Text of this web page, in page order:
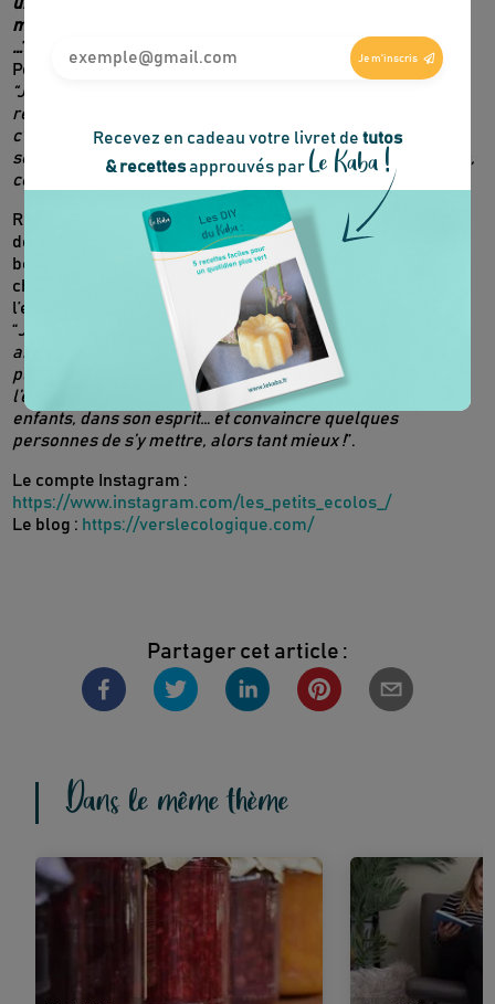
Je m'inscris
Recevez en cadeau votre livret de tutos
& recettesapprouvés par Le Kaba !
un déménagement, dans le choix du chauffage de sa
maison, son habillement, dans ses activités quotidiennes,
…”.
Pour autant, Marie n’entend donner de leçons à personne.
“Je reste très gênée de ce décalage entre Instagram et la
réalité. Le danger avec ces partages de moments choisis,
c’est de mettre la pression aux gens, de leur donner le
sentiment qu’on agit parfaitement tous les jours et eux non,
ce qui est totalement faux
Remises en question, lectures qui bouleversent, crises de
doutes,… sur le blog et sur Instagram, Marie partage avec
beaucoup de sincérité les hauts et les bas de son
cheminement, mais aussi ses questionnements face à
l’emprise des réseaux sociaux.
“Je ne m’attendais pas à ce que mon compte prenne cette
ampleur. A l’origine, c’était juste un témoignage, rien de
plus. Mais si à ma petite échelle, je peux montrer que
l’écologie, c’est partout, tout le temps… au boulot, avec ses
enfants, dans son esprit… et convaincre quelques
personnes de s’y mettre, alors tant mieux !”.
Le compte Instagram :
https://www.instagram.com/les_petits_ecolos_/
Le blog : https://verslecologique.com/
Partager cet article :
Dans le même thème